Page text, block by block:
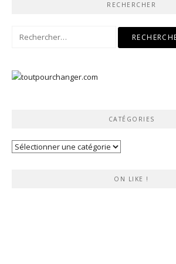
RECHERCHER
Rechercher :
CATÉGORIES
Catégories
ON LIKE !